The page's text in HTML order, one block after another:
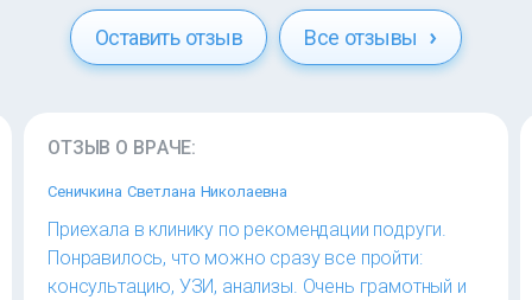
Оставить отзыв Все отзывы
ОТЗЫВ О ВРАЧЕ:
Сеничкина Светлана Николаевна
Приехала в клинику по рекомендации подруги.
Понравилось, что можно сразу все пройти:
консультацию, УЗИ, анализы. Очень грамотный и